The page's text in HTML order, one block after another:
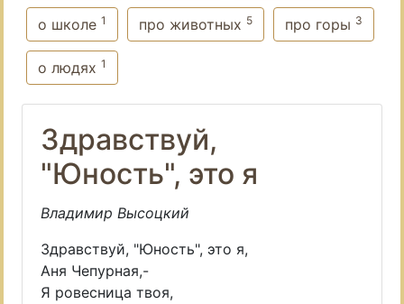
о школе 1 про животных 5 про горы 3
о людях 1
Здравствуй,
"Юность", это я
Владимир Высоцкий
Здравствуй, "Юность", это я,
Аня Чепурная,-
Я ровесница твоя,